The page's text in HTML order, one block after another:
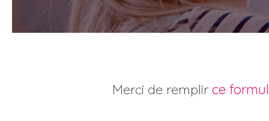
Merci de remplir ce